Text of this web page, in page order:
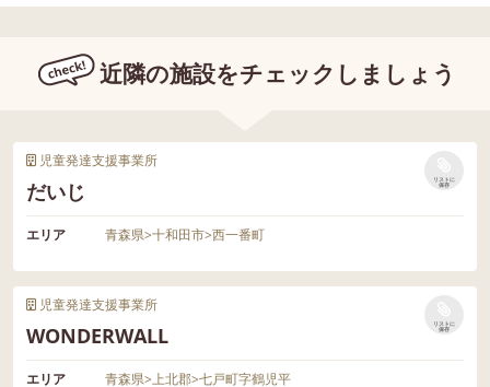
近隣の施設をチェックしましょう
児童発達支援事業所
だいじ
リストに
保存
エリア 青森県>十和田市>西一番町
児童発達支援事業所
WONDERWALL
リストに
保存
エリア 青森県>上北郡>七戸町字鶴児平